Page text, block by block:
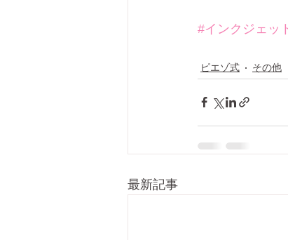
#インクジェッ
ピエゾ式 その他
最新記事